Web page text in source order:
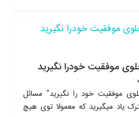
موفقیت خود را نگیرید" مسائل
یاد میگیرید که معمولا توی هیچ